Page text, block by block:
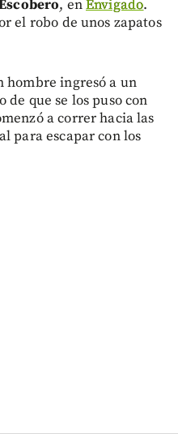
, enEnvigado.
el robo de unos zapatos
hombre ingresó a un
de que se los puso con
a correr hacia las
para escapar con los